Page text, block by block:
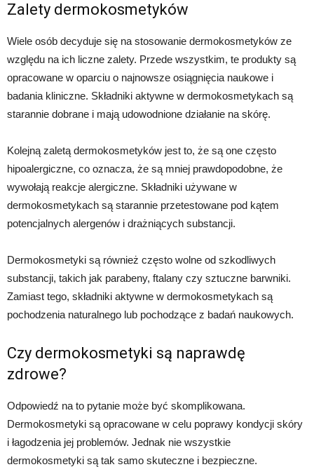
Zalety dermokosmetyków
Wiele osób decyduje się na stosowanie dermokosmetyków ze
względu na ich liczne zalety. Przede wszystkim, te produkty są
opracowane w oparciu o najnowsze osiągnięcia naukowe i
badania kliniczne. Składniki aktywne w dermokosmetykach są
starannie dobrane i mają udowodnione działanie na skórę.
Kolejną zaletą dermokosmetyków jest to, że są one często
hipoalergiczne, co oznacza, że są mniej prawdopodobne, że
wywołają reakcje alergiczne. Składniki używane w
dermokosmetykach są starannie przetestowane pod kątem
potencjalnych alergenów i drażniących substancji.
Dermokosmetyki są również często wolne od szkodliwych
substancji, takich jak parabeny, ftalany czy sztuczne barwniki.
Zamiast tego, składniki aktywne w dermokosmetykach są
pochodzenia naturalnego lub pochodzące z badań naukowych.
Czy dermokosmetyki są naprawdę
zdrowe?
Odpowiedź na to pytanie może być skomplikowana.
Dermokosmetyki są opracowane w celu poprawy kondycji skóry
i łagodzenia jej problemów. Jednak nie wszystkie
dermokosmetyki są tak samo skuteczne i bezpieczne.